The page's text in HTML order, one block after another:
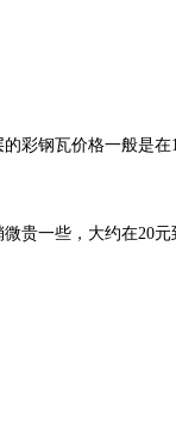
彩钢瓦价格一般是
贵一些，大约在20元